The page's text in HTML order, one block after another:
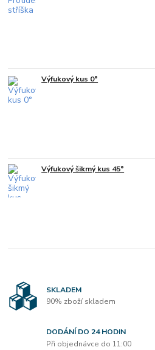
Výfukový kus 0°
Výfukový šikmý kus 45°
SKLADEM
90% zboží skladem
DODÁNÍ DO 24 HODIN
Při objednávce do 11:00